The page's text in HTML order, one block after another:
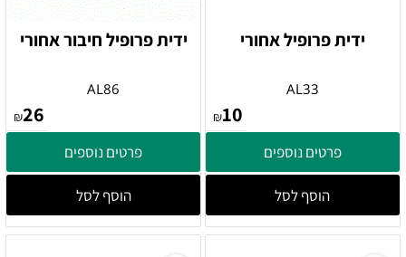
ידית פרופיל אחורי
AL33
₪10
פרטים נוספים
הוסף לסל
ידית פרופיל חיבור אחורי
AL86
₪26
פרטים נוספים
הוסף לסל